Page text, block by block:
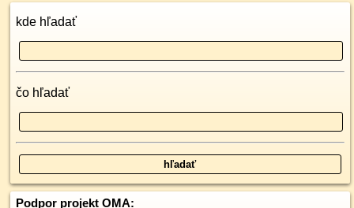
kde hľadať
čo hľadať
Podpor projekt OMA: